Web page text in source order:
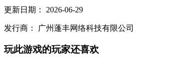
更新日期： 2026-06-29
发行商： 广州蓬丰网络科技有限公司
玩此游戏的玩家还喜欢